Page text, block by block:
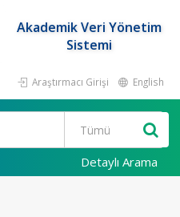
Akademik Veri Yönetim
Sistemi
Araştırmacı Girişi English
Detaylı Arama